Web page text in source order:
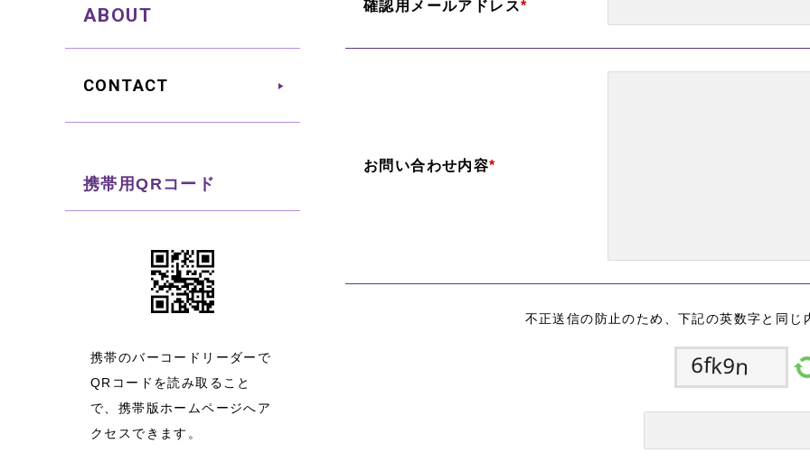
確認用メールアドレス*
お問い合わせ内容*
不正送信の防止のため、下記の英数字と同じ
ABOUT
CONTACT
携帯用QRコード
携帯のバーコードリーダーで
QRコードを読み取ること
で、携帯版ホームページへア
クセスできます。